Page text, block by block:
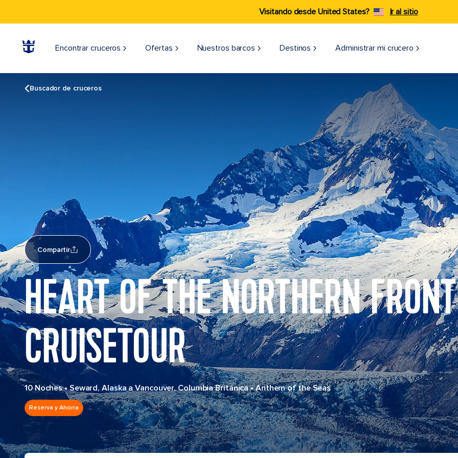
Visitando desde United States? Ir al sitio
Encontrar cruceros Ofertas Nuestros barcos Destinos Administrar mi crucero
Buscador de cruceros
Compartir
HEART OF THE NORTHERN
CRUISETOUR
10 Noches•Seward, Alaska a Vancouver, Columbia Británica•Anthem of the Seas
Reserva y Ahorra